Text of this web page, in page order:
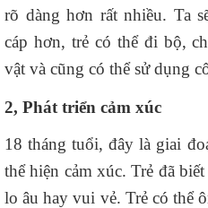
rõ dàng hơn rất nhiều. Ta
cáp hơn, trẻ có thể đi bộ,
vật và cũng có thể sử dụng
2, Phát triển cảm xúc
18 tháng tuổi, đây là giai
thể hiện cảm xúc. Trẻ đã
lo âu hay vui vẻ. Trẻ có thể